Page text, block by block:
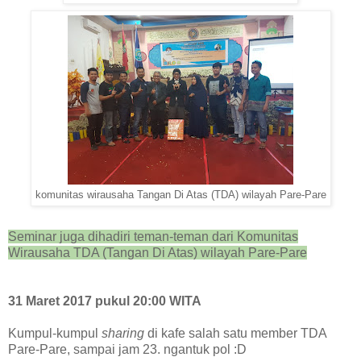
komunitas wirausaha Tangan Di Atas (TDA) wilayah Pare-Pare
Seminar juga dihadiri teman-teman dari Komunitas
Wirausaha TDA (Tangan Di Atas) wilayah Pare-Pare
31 Maret 2017 pukul 20:00 WITA
Kumpul-kumpul sharing di kafe salah satu member TDA
Pare-Pare, sampai jam 23. ngantuk pol :D